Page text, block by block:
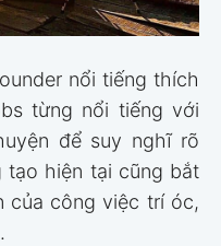
nổi tiếng thích
từng nổi tiếng với
để suy nghĩ rõ
tạo hiện tại cũng bắt
của công việc trí óc,